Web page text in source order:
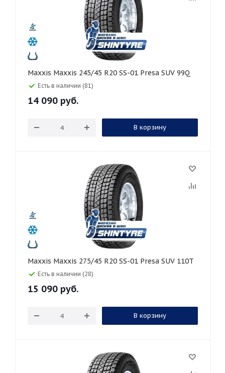
Maxxis Maxxis 245/45 R20 SS-01 Presa SUV 99Q
Есть в наличии (81)
14 090 руб.
В корзину
Maxxis Maxxis 275/45 R20 SS-01 Presa SUV 110T
Есть в наличии (28)
15 090 руб.
В корзину